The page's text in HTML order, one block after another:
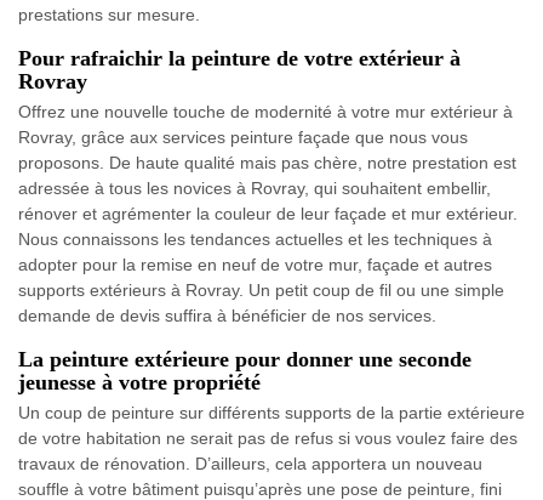
prestations sur mesure.
Pour rafraichir la peinture de votre extérieur à
Rovray
Offrez une nouvelle touche de modernité à votre mur extérieur à
Rovray, grâce aux services peinture façade que nous vous
proposons. De haute qualité mais pas chère, notre prestation est
adressée à tous les novices à Rovray, qui souhaitent embellir,
rénover et agrémenter la couleur de leur façade et mur extérieur.
Nous connaissons les tendances actuelles et les techniques à
adopter pour la remise en neuf de votre mur, façade et autres
supports extérieurs à Rovray. Un petit coup de fil ou une simple
demande de devis suffira à bénéficier de nos services.
La peinture extérieure pour donner une seconde
jeunesse à votre propriété
Un coup de peinture sur différents supports de la partie extérieure
de votre habitation ne serait pas de refus si vous voulez faire des
travaux de rénovation. D’ailleurs, cela apportera un nouveau
souffle à votre bâtiment puisqu’après une pose de peinture, fini